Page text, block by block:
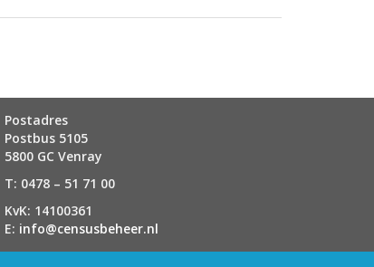
Postadres
Postbus 5105
5800 GC Venray
T: 0478 – 51 71 00
KvK: 14100361
E: info@censusbeheer.nl